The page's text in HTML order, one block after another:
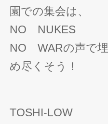
園での集会は、
NO NUKES
NO WARの声で埋
め尽くそう！
TOSHI-LOW